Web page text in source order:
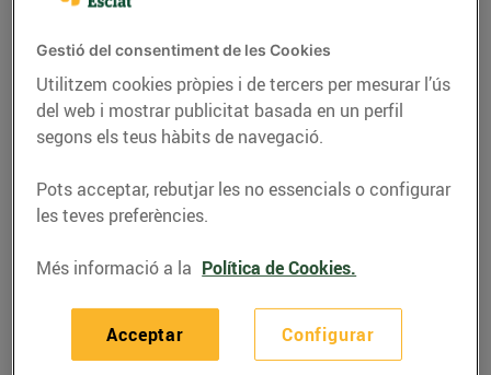
Invertirem més de 15 M€ en la
construcció d’un edifici de darrera
generació
Començarem les obres al setembre
fins l’estiu de 2018
Amb aquesta obertura crearem 120
Amb l'objectiu de seguir creixent a la zona del
Vallès hem adquirit els terrenys de l’enclavament de
la B-30 amb la C-16 (Túnels de Vallvidrera) per
Gestió del consentiment de les Cookies
Utilitzem cookies pròpies i de tercers per mesurar l’ús
del web i mostrar publicitat basada en un perfil
segons els teus hàbits de navegació.
Pots acceptar, rebutjar les no essencials o configurar
les teves preferències.
Més informació a la Política de Cookies.
Configurar
Acceptar